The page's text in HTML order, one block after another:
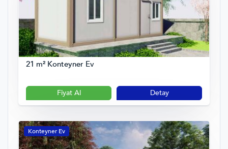
21 m² Konteyner Ev
Fiyat Al Detay
Konteyner Ev